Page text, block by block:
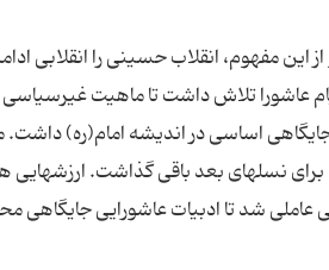
مفهوم، انقلاب حسینی را انقلابی
تلاش داشت تا ماهیت غیرسیاسی
اساسی در اندیشه امام(ره) داشت.
برای نسلهای بعد باقی گذاشت.
شد تا ادبیات عاشورایی جایگاهی